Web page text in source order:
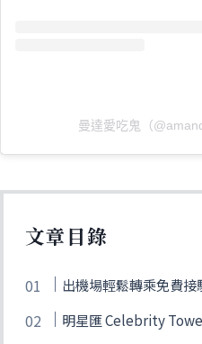
曼達愛吃鬼（
文章目錄
出機場輕鬆轉乘免費接
明星匯 Celebrity